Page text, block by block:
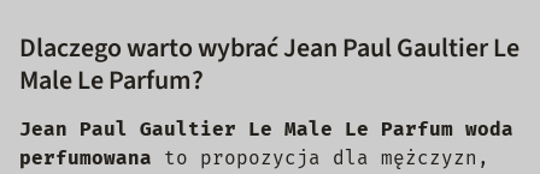
Dlaczego warto wybrać Jean Paul Gaultier Le
Male Le Parfum?
Jean Paul Gaultier Le Male Le Parfum woda
perfumowana to propozycja dla mężczyzn,